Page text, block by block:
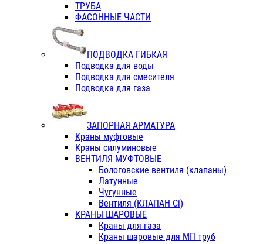
ТРУБА
ФАСОННЫЕ ЧАСТИ
ПОДВОДКА ГИБКАЯ
Подводка для воды
Подводка для смесителя
Подводка для газа
ЗАПОРНАЯ АРМАТУРА
Краны муфтовые
Краны силуминовые
ВЕНТИЛЯ МУФТОВЫЕ
Бологовские вентиля (клапаны)
Латунные
Чугунные
Вентиля (КЛАПАН Сi)
КРАНЫ ШАРОВЫЕ
Краны для газа
Краны шаровые для МП труб